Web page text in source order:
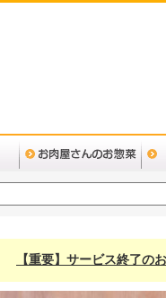
【重要】サービス終了の